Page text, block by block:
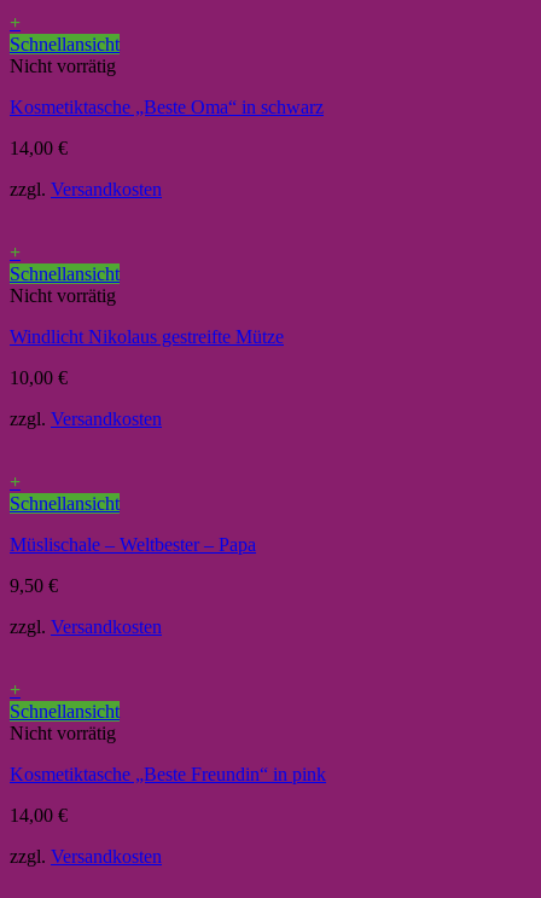
+
Schnellansicht
Nicht vorrätig
Kosmetiktasche „Beste Oma“ in schwarz
14,00 €
zzgl. Versandkosten
+
Schnellansicht
Nicht vorrätig
Windlicht Nikolaus gestreifte Mütze
10,00 €
zzgl. Versandkosten
+
Schnellansicht
Müslischale – Weltbester – Papa
9,50 €
zzgl. Versandkosten
+
Schnellansicht
Nicht vorrätig
Kosmetiktasche „Beste Freundin“ in pink
14,00 €
zzgl. Versandkosten